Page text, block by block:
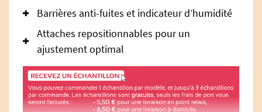
Barrières anti-fuites et indicateur d’humidité
Attaches repositionnables pour un
ajustement optimal